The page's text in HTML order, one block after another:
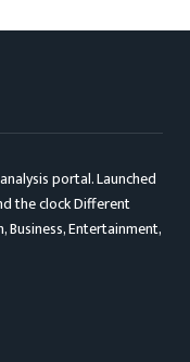
portal. Launched
the clock Different
Business, Entertainment,